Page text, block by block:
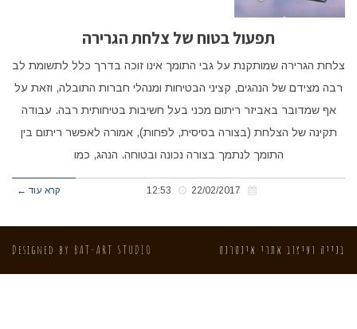
תפעול בטוח של צלחת הגרירה
צלחת הגרירה שמותקנת על גבי התומך אינו זוכה בדרך כלל לתשומת לב
רבה מצידם של הנהגים, קציני הבטיחות ומנהלי חברות התובלה, וזאת על
אף שמדובר באביזר ריתום מכני בעל חשיבות בטיחותית רבה. עבודה
תקינה של הצלחת (בצורה בסיסית, לפחות), אמורה לאפשר ריתום בין
התומך לנתמך בצורה נכונה ובטוחה. הנהג, כמו
קרא עוד ←
בנייה ועיצוב אתרי אינטרנט Designed by BAT-ART STUDIO